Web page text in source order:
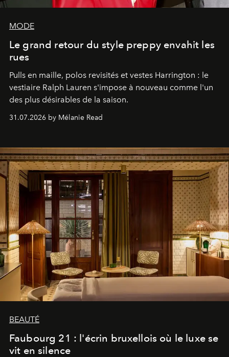
MODE
Le grand retour du style preppy envahit les
rues
Pulls en maille, polos revisités et vestes Harrington : le
vestiaire Ralph Lauren s'impose à nouveau comme l'un
des plus désirables de la saison.
31.07.2026 by Mélanie Read
BEAUTÉ
Faubourg 21 : l'écrin bruxellois où le luxe se
vit en silence